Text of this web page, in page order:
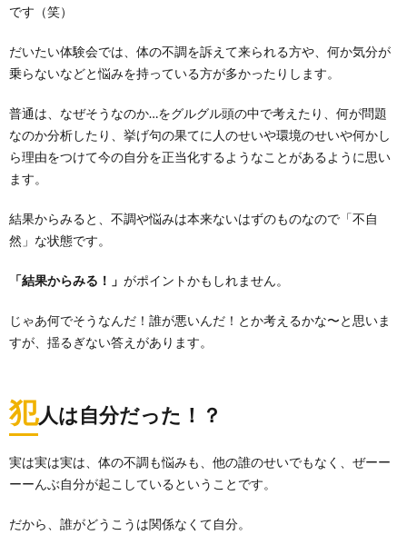
です（笑）
だいたい体験会では、体の不調を訴えて来られる方や、何か気分が
乗らないなどと悩みを持っている方が多かったりします。
普通は、なぜそうなのか…をグルグル頭の中で考えたり、何が問題
なのか分析したり、挙げ句の果てに人のせいや環境のせいや何かし
ら理由をつけて今の自分を正当化するようなことがあるように思い
ます。
結果からみると、不調や悩みは本来ないはずのものなので「不自
然」な状態です。
「結果からみる！」 がポイントかもしれません。
じゃあ何でそうなんだ！誰が悪いんだ！とか考えるかな〜と思いま
すが、揺るぎない答えがあります。
犯人は自分だった！？
実は実は実は、体の不調も悩みも、他の誰のせいでもなく、ぜーー
ーーんぶ自分が起こしているということです。
だから、誰がどうこうは関係なくて自分。